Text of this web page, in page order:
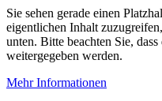
Sie sehen gerade einen
eigentlichen Inhalt
unten. Bitte beachten Sie,
weitergegeben werden.
Mehr Informationen